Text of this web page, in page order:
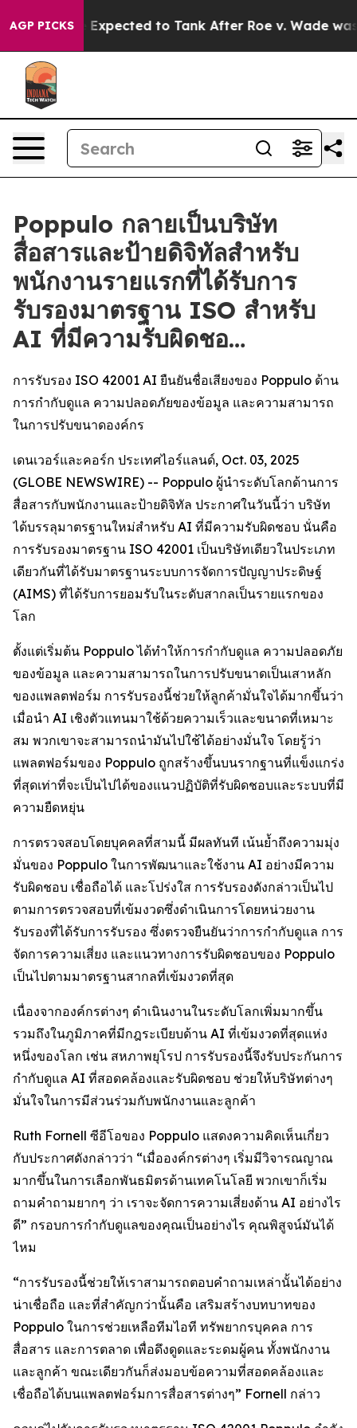
AGP PICKS
Were Expected to Tank After Roe v. Wade was
Poppulo กลายเป็นบริษัท
สื่อสารและป้ายดิจิทัลสำหรับ
พนักงานรายแรกที่ได้รับการ
รับรองมาตรฐาน ISO สำหรับ
AI ที่มีความรับผิดชอ…
การรับรอง ISO 42001 AI ยืนยันชื่อเสียงของ Poppulo ด้าน
การกำกับดูแล ความปลอดภัยของข้อมูล และความสามารถ
ในการปรับขนาดองค์กร
เดนเวอร์และคอร์ก ประเทศไอร์แลนด์, Oct. 03, 2025
(GLOBE NEWSWIRE) -- Poppulo ผู้นำระดับโลกด้านการ
สื่อสารกับพนักงานและป้ายดิจิทัล ประกาศในวันนี้ว่า บริษัท
ได้บรรลุมาตรฐานใหม่สำหรับ AI ที่มีความรับผิดชอบ นั่นคือ
การรับรองมาตรฐาน ISO 42001 เป็นบริษัทเดียวในประเภท
เดียวกันที่ได้รับมาตรฐานระบบการจัดการปัญญาประดิษฐ์
(AIMS) ที่ได้รับการยอมรับในระดับสากลเป็นรายแรกของ
โลก
ตั้งแต่เริ่มต้น Poppulo ได้ทำให้การกำกับดูแล ความปลอดภัย
ของข้อมูล และความสามารถในการปรับขนาดเป็นเสาหลัก
ของแพลตฟอร์ม การรับรองนี้ช่วยให้ลูกค้ามั่นใจได้มากขึ้นว่า
เมื่อนำ AI เชิงตัวแทนมาใช้ด้วยความเร็วและขนาดที่เหมาะ
สม พวกเขาจะสามารถนำมันไปใช้ได้อย่างมั่นใจ โดยรู้ว่า
แพลตฟอร์มของ Poppulo ถูกสร้างขึ้นบนรากฐานที่แข็งแกร่ง
ที่สุดเท่าที่จะเป็นไปได้ของแนวปฏิบัติที่รับผิดชอบและระบบที่มี
ความยืดหยุ่น
การตรวจสอบโดยบุคคลที่สามนี้ มีผลทันที เน้นย้ำถึงความมุ่ง
มั่นของ Poppulo ในการพัฒนาและใช้งาน AI อย่างมีความ
รับผิดชอบ เชื่อถือได้ และโปร่งใส การรับรองดังกล่าวเป็นไป
ตามการตรวจสอบที่เข้มงวดซึ่งดำเนินการโดยหน่วยงาน
รับรองที่ได้รับการรับรอง ซึ่งตรวจยืนยันว่าการกำกับดูแล การ
จัดการความเสี่ยง และแนวทางการรับผิดชอบของ Poppulo
เป็นไปตามมาตรฐานสากลที่เข้มงวดที่สุด
เนื่องจากองค์กรต่างๆ ดำเนินงานในระดับโลกเพิ่มมากขึ้น
รวมถึงในภูมิภาคที่มีกฎระเบียบด้าน AI ที่เข้มงวดที่สุดแห่ง
หนึ่งของโลก เช่น สหภาพยุโรป การรับรองนี้จึงรับประกันการ
กำกับดูแล AI ที่สอดคล้องและรับผิดชอบ ช่วยให้บริษัทต่างๆ
มั่นใจในการมีส่วนร่วมกับพนักงานและลูกค้า
Ruth Fornell ซีอีโอของ Poppulo แสดงความคิดเห็นเกี่ยว
กับประกาศดังกล่าวว่า “เมื่อองค์กรต่างๆ เริ่มมีวิจารณญาณ
มากขึ้นในการเลือกพันธมิตรด้านเทคโนโลยี พวกเขาก็เริ่ม
ถามคำถามยากๆ ว่า เราจะจัดการความเสี่ยงด้าน AI อย่างไร
ดี” กรอบการกำกับดูแลของคุณเป็นอย่างไร คุณพิสูจน์มันได้
ไหม
“การรับรองนี้ช่วยให้เราสามารถตอบคำถามเหล่านั้นได้อย่าง
น่าเชื่อถือ และที่สำคัญกว่านั้นคือ เสริมสร้างบทบาทของ
Poppulo ในการช่วยเหลือทีมไอที ทรัพยากรบุคคล การ
สื่อสาร และการตลาด เพื่อดึงดูดและระดมผู้คน ทั้งพนักงาน
และลูกค้า ขณะเดียวกันก็ส่งมอบข้อความที่สอดคล้องและ
เชื่อถือได้บนแพลตฟอร์มการสื่อสารต่างๆ” Fornell กล่าว